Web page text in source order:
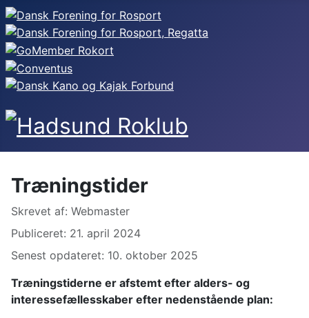
Træningstider
Detaljer
Skrevet af: Webmaster
Publiceret: 21. april 2024
Senest opdateret: 10. oktober 2025
Træningstiderne er afstemt efter alders- og
interessefællesskaber efter nedenstående plan: